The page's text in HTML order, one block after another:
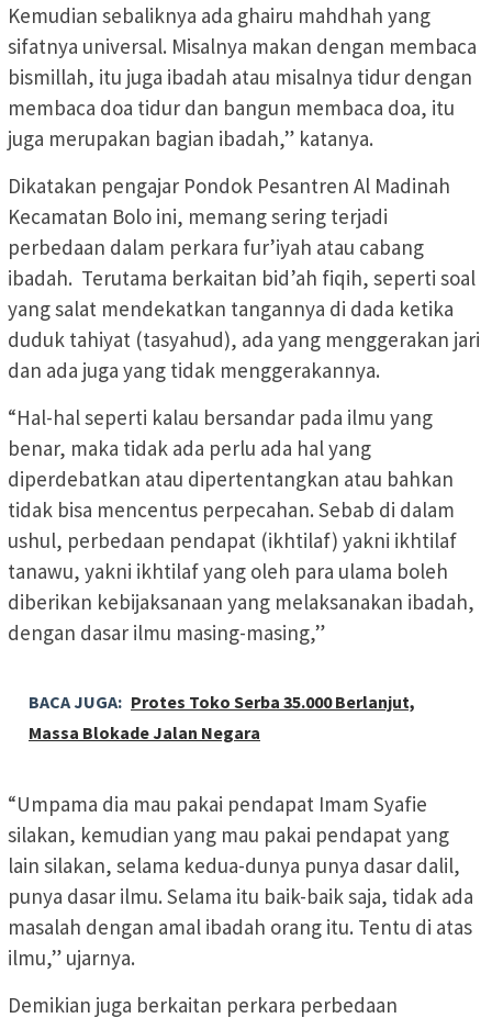
Kemudian sebaliknya ada ghairu mahdhah yang
sifatnya universal. Misalnya makan dengan membaca
bismillah, itu juga ibadah atau misalnya tidur dengan
membaca doa tidur dan bangun membaca doa, itu
juga merupakan bagian ibadah,” katanya.
Dikatakan pengajar Pondok Pesantren Al Madinah
Kecamatan Bolo ini, memang sering terjadi
perbedaan dalam perkara fur’iyah atau cabang
ibadah. Terutama berkaitan bid’ah fiqih, seperti soal
yang salat mendekatkan tangannya di dada ketika
duduk tahiyat (tasyahud), ada yang menggerakan jari
dan ada juga yang tidak menggerakannya.
“Hal-hal seperti kalau bersandar pada ilmu yang
benar, maka tidak ada perlu ada hal yang
diperdebatkan atau dipertentangkan atau bahkan
tidak bisa mencentus perpecahan. Sebab di dalam
ushul, perbedaan pendapat (ikhtilaf) yakni ikhtilaf
tanawu, yakni ikhtilaf yang oleh para ulama boleh
diberikan kebijaksanaan yang melaksanakan ibadah,
dengan dasar ilmu masing-masing,”
BACA JUGA: Protes Toko Serba 35.000 Berlanjut,
Massa Blokade Jalan Negara
“Umpama dia mau pakai pendapat Imam Syafie
silakan, kemudian yang mau pakai pendapat yang
lain silakan, selama kedua-dunya punya dasar dalil,
punya dasar ilmu. Selama itu baik-baik saja, tidak ada
masalah dengan amal ibadah orang itu. Tentu di atas
ilmu,” ujarnya.
Demikian juga berkaitan perkara perbedaan